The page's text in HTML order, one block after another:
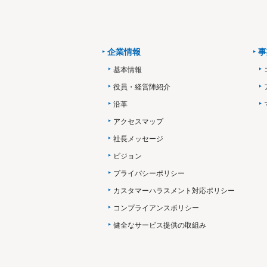
企業情報
基本情報
役員・経営陣紹介
沿革
アクセスマップ
社長メッセージ
ビジョン
プライバシーポリシー
カスタマーハラスメント対応ポリシー
コンプライアンスポリシー
健全なサービス提供の取組み